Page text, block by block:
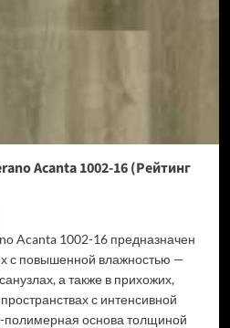
Acanta 1002-16 (Рейтинг
Acanta 1002-16 предназначен
с повышенной влажностью —
а также в прихожих,
с интенсивной
основа толщиной